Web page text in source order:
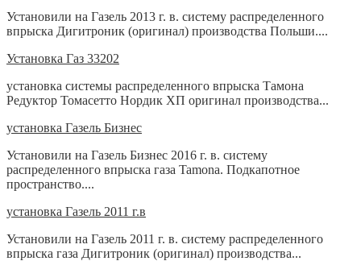
Установили на Газель 2013 г. в. систему распределенного
впрыска Дигитроник (оригинал) производства Польши....
Установка Газ 33202
установка системы распределенного впрыска Тамона
Редуктор Томасетто Нордик ХП оригинал производства...
установка Газель Бизнес
Установили на Газель Бизнес 2016 г. в. систему
распределенного впрыска газа Tamona. Подкапотное
пространство....
установка Газель 2011 г.в
Установили на Газель 2011 г. в. систему распределенного
впрыска газа Дигитроник (оригинал) производства...